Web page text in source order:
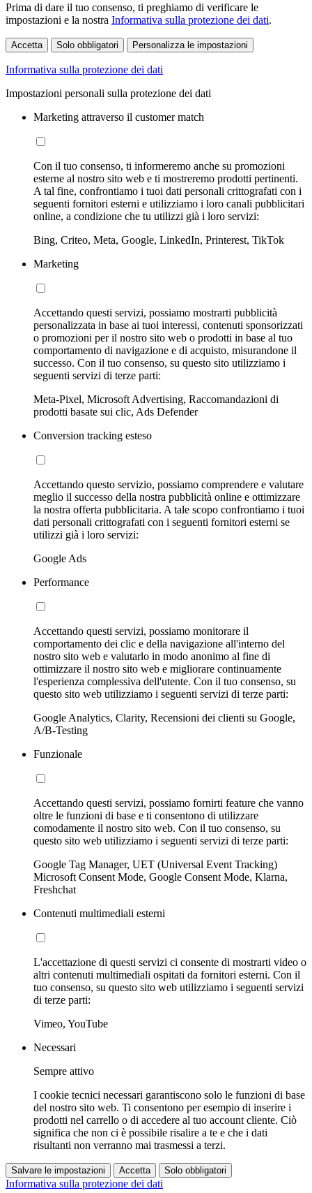
Prima di dare il tuo consenso, ti preghiamo di verificare le
impostazioni e la nostra Informativa sulla protezione dei dati.
Accetta Solo obbligatori Personalizza le impostazioni
Informativa sulla protezione dei dati
Impostazioni personali sulla protezione dei dati
Marketing attraverso il customer match
Con il tuo consenso, ti informeremo anche su promozioni
esterne al nostro sito web e ti mostreremo prodotti pertinenti.
A tal fine, confrontiamo i tuoi dati personali crittografati con i
seguenti fornitori esterni e utilizziamo i loro canali pubblicitari
online, a condizione che tu utilizzi già i loro servizi:
Bing, Criteo, Meta, Google, LinkedIn, Printerest, TikTok
Marketing
Accettando questi servizi, possiamo mostrarti pubblicità
personalizzata in base ai tuoi interessi, contenuti sponsorizzati
o promozioni per il nostro sito web o prodotti in base al tuo
comportamento di navigazione e di acquisto, misurandone il
successo. Con il tuo consenso, su questo sito utilizziamo i
seguenti servizi di terze parti:
Meta-Pixel, Microsoft Advertising, Raccomandazioni di
prodotti basate sui clic, Ads Defender
Conversion tracking esteso
Accettando questo servizio, possiamo comprendere e valutare
meglio il successo della nostra pubblicità online e ottimizzare
la nostra offerta pubblicitaria. A tale scopo confrontiamo i tuoi
dati personali crittografati con i seguenti fornitori esterni se
utilizzi già i loro servizi:
Google Ads
Performance
Accettando questi servizi, possiamo monitorare il
comportamento dei clic e della navigazione all'interno del
nostro sito web e valutarlo in modo anonimo al fine di
ottimizzare il nostro sito web e migliorare continuamente
l'esperienza complessiva dell'utente. Con il tuo consenso, su
questo sito web utilizziamo i seguenti servizi di terze parti:
Google Analytics, Clarity, Recensioni dei clienti su Google,
A/B-Testing
Funzionale
Accettando questi servizi, possiamo fornirti feature che vanno
oltre le funzioni di base e ti consentono di utilizzare
comodamente il nostro sito web. Con il tuo consenso, su
questo sito web utilizziamo i seguenti servizi di terze parti:
Google Tag Manager, UET (Universal Event Tracking)
Microsoft Consent Mode, Google Consent Mode, Klarna,
Freshchat
Contenuti multimediali esterni
L'accettazione di questi servizi ci consente di mostrarti video o
altri contenuti multimediali ospitati da fornitori esterni. Con il
tuo consenso, su questo sito web utilizziamo i seguenti servizi
di terze parti:
Vimeo, YouTube
Necessari
Sempre attivo
I cookie tecnici necessari garantiscono solo le funzioni di base
del nostro sito web. Ti consentono per esempio di inserire i
prodotti nel carrello o di accedere al tuo account cliente. Ciò
significa che non ci è possibile risalire a te e che i dati
risultanti non verranno mai trasmessi a terzi.
Salvare le impostazioni Accetta Solo obbligatori
Informativa sulla protezione dei dati